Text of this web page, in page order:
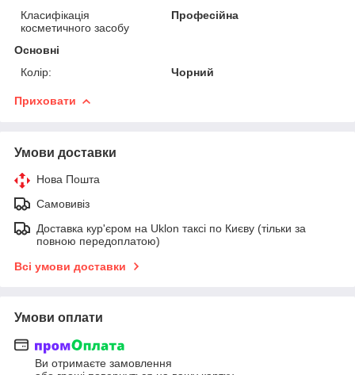
Класифікація
косметичного засобу
Професійна
Основні
Колір:
Чорний
Приховати
Умови доставки
Нова Пошта
Самовивіз
Доставка кур'єром на Uklon таксі по Києву (тільки за
повною передоплатою)
Всі умови доставки
Умови оплати
Ви отримаєте замовлення